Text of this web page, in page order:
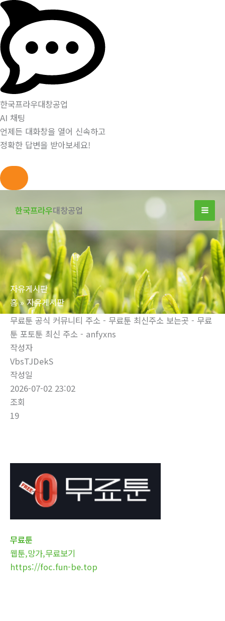
한국프라우대창공업
AI 채팅
언제든 대화창을 열어 신속하고
정확한 답변을 받아보세요!
너
뛰
기
한국프라우대창공업
자유게시판
홈
자유게시판
무료툰 공식 커뮤니티 주소 - 무료툰 최신주소 보는곳 - 무료
툰 포토툰 최신 주소 - anfyxns
작성자
VbsTJDekS
작성일
2026-07-02 23:02
조회
19
무료툰
웹툰,망가,무료보기
https://foc.fun-be.top